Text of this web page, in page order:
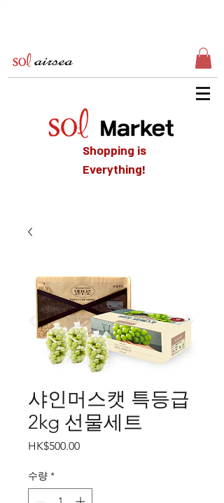
Shopping is
Everything!
샤인머스캣 특등급
2kg 선물세트
HK$500.00가
수량 *